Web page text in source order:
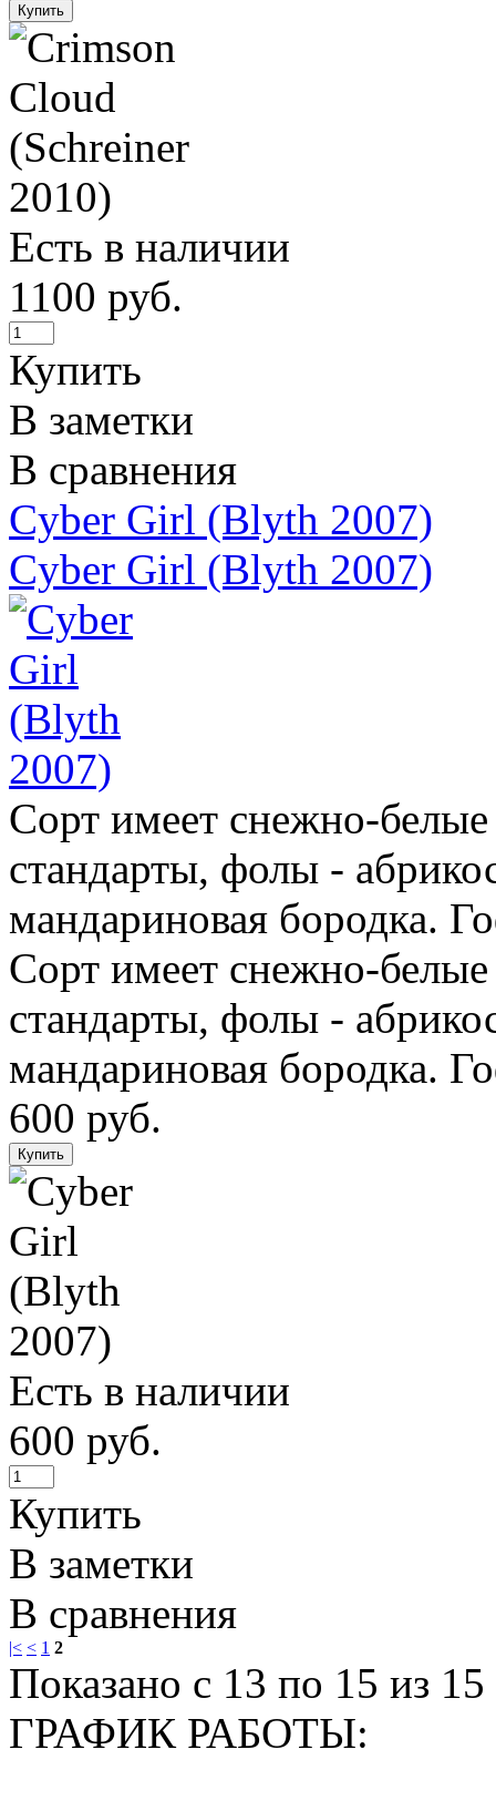
Есть в наличии
1100 руб.
Купить
В заметки
В сравнения
Cyber Girl (Blyth 2007)
Cyber Girl (Blyth 2007)
Сорт имеет снежно-
стандарты, фолы -
мандариновая бородка.
Сорт имеет снежно-
стандарты, фолы -
мандариновая бородка.
600 руб.
Есть в наличии
600 руб.
Купить
В заметки
В сравнения
|< < 1 2
Показано с 13 по 15 из 15
ГРАФИК РАБОТЫ: